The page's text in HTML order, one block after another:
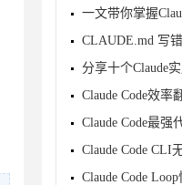
分享十个Claude